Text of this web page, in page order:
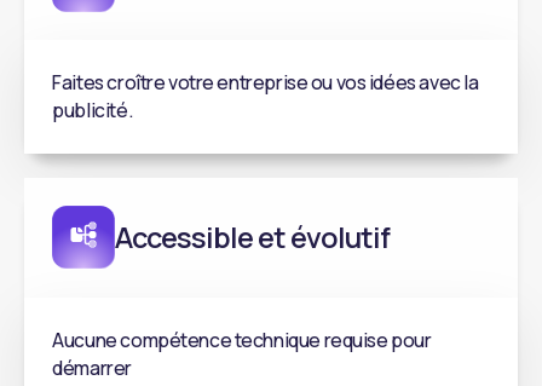
Faites croître votre entreprise ou vos idées avec la
publicité.
Accessible et évolutif
Aucune compétence technique requise pour
démarrer